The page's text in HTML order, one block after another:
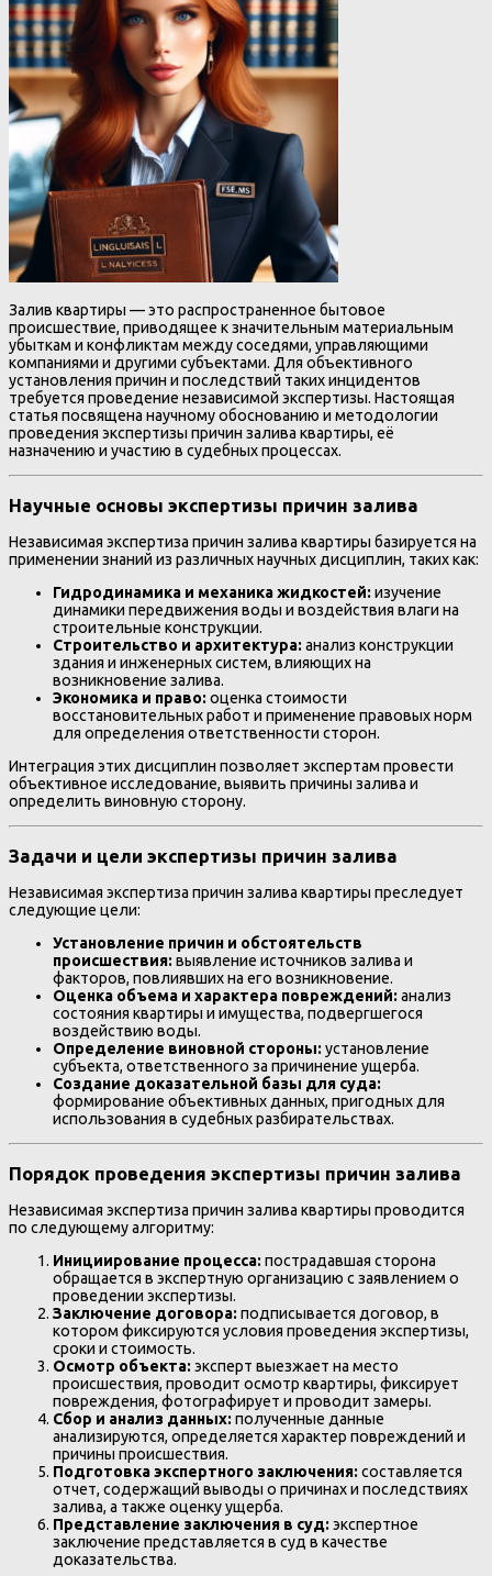
Залив квартиры — это распространенное бытовое
происшествие, приводящее к значительным материальным
убыткам и конфликтам между соседями, управляющими
компаниями и другими субъектами. Для объективного
установления причин и последствий таких инцидентов
требуется проведение независимой экспертизы. Настоящая
статья посвящена научному обоснованию и методологии
проведения экспертизы причин залива квартиры, её
назначению и участию в судебных процессах.
Научные основы экспертизы причин залива
Независимая экспертиза причин залива квартиры базируется на
применении знаний из различных научных дисциплин, таких как:
Гидродинамика и механика жидкостей:изучение
динамики передвижения воды и воздействия влаги на
строительные конструкции.
Строительство и архитектура:анализ конструкции
здания и инженерных систем, влияющих на
возникновение залива.
Экономика и право:оценка стоимости
восстановительных работ и применение правовых норм
для определения ответственности сторон.
Интеграция этих дисциплин позволяет экспертам провести
объективное исследование, выявить причины залива и
определить виновную сторону.
Задачи и цели экспертизы причин залива
Независимая экспертиза причин залива квартиры преследует
следующие цели:
Установление причин и обстоятельств
происшествия:выявление источников залива и
факторов, повлиявших на его возникновение.
Оценка объема и характера повреждений:анализ
состояния квартиры и имущества, подвергшегося
воздействию воды.
Определение виновной стороны:установление
субъекта, ответственного за причинение ущерба.
Создание доказательной базы для суда:
формирование объективных данных, пригодных для
использования в судебных разбирательствах.
Порядок проведения экспертизы причин залива
Независимая экспертиза причин залива квартиры проводится
по следующему алгоритму:
Инициирование процесса:пострадавшая сторона
обращается в экспертную организацию с заявлением о
проведении экспертизы.
Заключение договора:подписывается договор, в
котором фиксируются условия проведения экспертизы,
сроки и стоимость.
Осмотр объекта:эксперт выезжает на место
происшествия, проводит осмотр квартиры, фиксирует
повреждения, фотографирует и проводит замеры.
Сбор и анализ данных:полученные данные
анализируются, определяется характер повреждений и
причины происшествия.
Подготовка экспертного заключения:составляется
отчет, содержащий выводы о причинах и последствиях
залива, а также оценку ущерба.
Представление заключения в суд:экспертное
заключение представляется в суд в качестве
доказательства.